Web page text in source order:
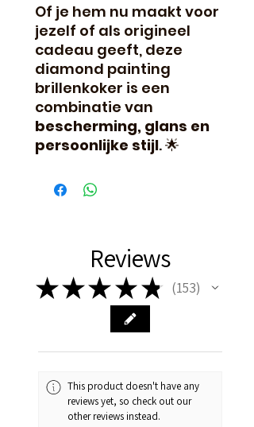
Of je hem nu maakt voor
jezelf of als origineel
cadeau geeft, deze
diamond painting
brillenkoker is een
combinatie van
bescherming, glans en
persoonlijke stijl.🌟
Reviews
★★★ ★ ★ 153
153
This product doesn't have any
reviews yet, so check out our
other reviews instead.